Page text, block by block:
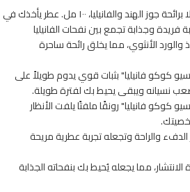
فيها رائحته، ستشعرين بالأناقة. يتميز هذا العطر بتركيبة تجمع بين نفحات الفانيليا ولمسات جوز الهند الحلوة.
فريدة وجذابة تجمع بين نفحات الفانيليا
والورد الأنثوي، مما يخلق رائحة ساحرة
كوكو فانيليا" بثبات قوي يدوم طويلاً على
نسيانه ويبقى يحيط بك لفترة طويلة.
كوكو فانيليا" رونقًا ملفتًا يلفت الأنظار
الدفء والراحة وتجعله تجربة عطرية مريحة
مما يجعله يُحيط بك بنفحاته الجذابة